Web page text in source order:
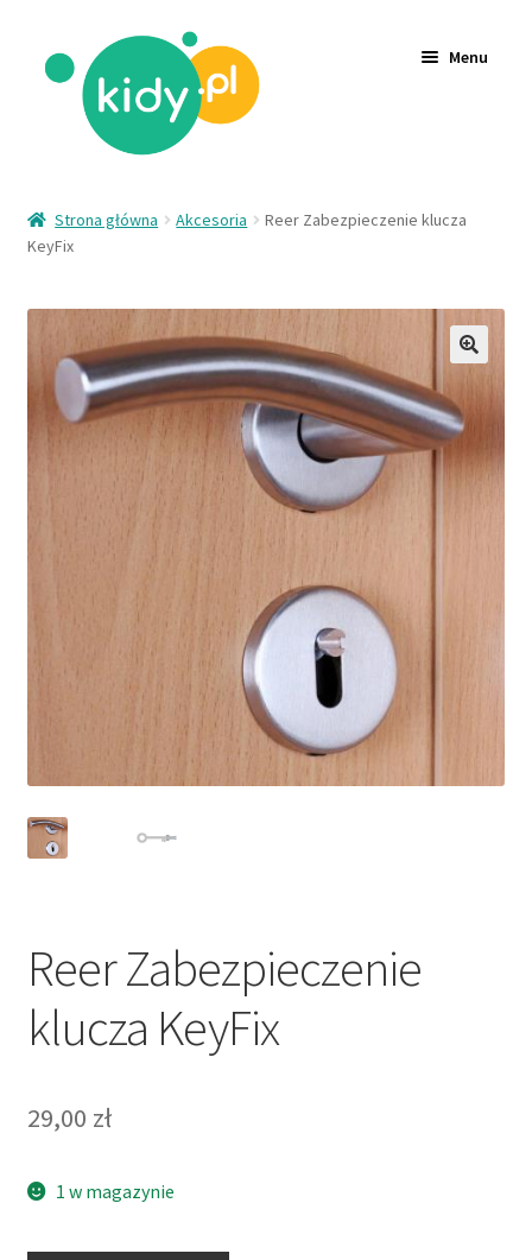
Menu
Zabawki
Wyprzedaż
Logowanie
Rejestracja
Strona główna Akcesoria
Reer Zabezpieczenie klucza
KeyFix
🔍
Reer Zabezpieczenie
klucza KeyFix
29,00 zł
1 w magazynie